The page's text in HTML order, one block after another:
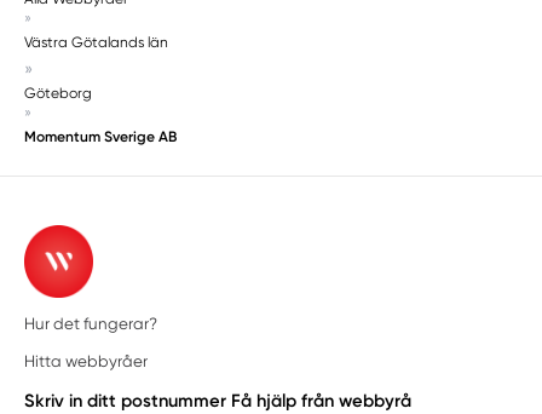
»
Västra Götalands län
»
Göteborg
»
Momentum Sverige AB
Hur det fungerar?
Hitta webbyråer
Skriv in ditt postnummer Få hjälp från webbyrå